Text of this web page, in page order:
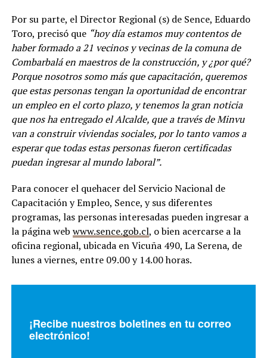
Por su parte, el Director Regional (s) de Sence, Eduardo
Toro, precisó que “hoy día estamos muy contentos de
haber formado a 21 vecinos y vecinas de la comuna de
Combarbalá en maestros de la construcción, y ¿por qué?
Porque nosotros somo más que capacitación, queremos
que estas personas tengan la oportunidad de encontrar
un empleo en el corto plazo, y tenemos la gran noticia
que nos ha entregado el Alcalde, que a través de Minvu
van a construir viviendas sociales, por lo tanto vamos a
esperar que todas estas personas fueron certificadas
puedan ingresar al mundo laboral”.
Para conocer el quehacer del Servicio Nacional de
Capacitación y Empleo, Sence, y sus diferentes
programas, las personas interesadas pueden ingresar a
la página web www.sence.gob.cl, o bien acercarse a la
oficina regional, ubicada en Vicuña 490, La Serena, de
lunes a viernes, entre 09.00 y 14.00 horas.